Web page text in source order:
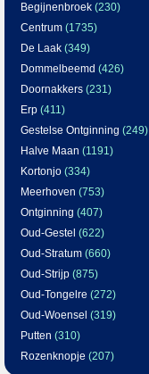
Begijnenbroek (230)
Centrum (1735)
De Laak (349)
Dommelbeemd (426)
Doornakkers (231)
Erp (411)
Gestelse Ontginning (249)
Halve Maan (1191)
Kortonjo (334)
Meerhoven (753)
Ontginning (407)
Oud-Gestel (622)
Oud-Stratum (660)
Oud-Strijp (875)
Oud-Tongelre (272)
Oud-Woensel (319)
Putten (310)
Rozenknopje (207)